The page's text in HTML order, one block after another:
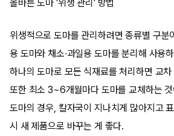
올바른 도마 '위생 관리' 방법
위생적으로 도마를 관리하려면 종류별 구분
용 도마와 채소·과일용 도마를 분리해 사용
하나의 도마로 모든 식재료를 처리하면 교
또한 최소 3~6개월마다 도마를 교체하는
도마의 경우, 칼자국이 지나치게 많아지고
시 새 제품으로 바꾸는 게 좋다.